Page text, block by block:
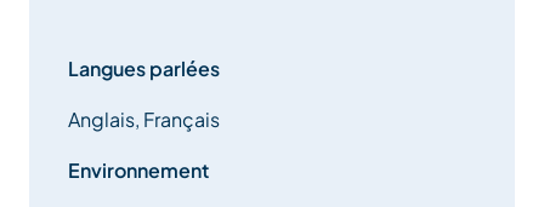
Langues parlées
Anglais, Français
Environnement